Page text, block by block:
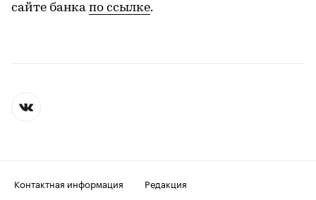
сайте банка по ссылке.
Контактная информация
Редакция